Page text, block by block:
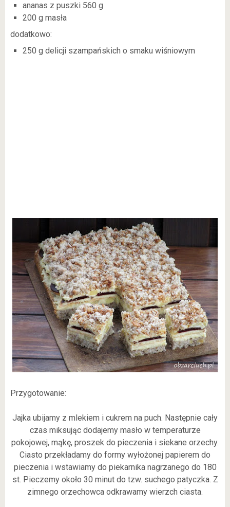
ananas z puszki 560 g
200 g masła
dodatkowo:
250 g delicji szampańskich o smaku wiśniowym
Przygotowanie:
Jajka ubijamy z mlekiem i cukrem na puch. Następnie cały
czas miksując dodajemy masło w temperaturze
pokojowej, mąkę, proszek do pieczenia i siekane orzechy.
Ciasto przekładamy do formy wyłożonej papierem do
pieczenia i wstawiamy do piekarnika nagrzanego do 180
st. Pieczemy około 30 minut do tzw. suchego patyczka. Z
zimnego orzechowca odkrawamy wierzch ciasta.